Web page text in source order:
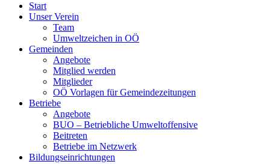
Start
Unser Verein
Team
Umweltzeichen in OÖ
Gemeinden
Angebote
Mitglied werden
Mitglieder
OÖ Vorlagen für Gemeindezeitungen
Betriebe
Angebote
BUO – Betriebliche Umweltoffensive
Beitreten
Betriebe im Netzwerk
Bildungseinrichtungen